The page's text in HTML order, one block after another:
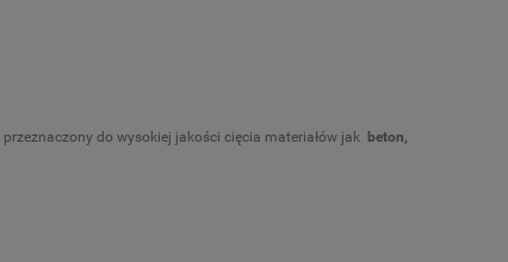
przeznaczony do wysokiej jakości cięcia materiałów jak beton,